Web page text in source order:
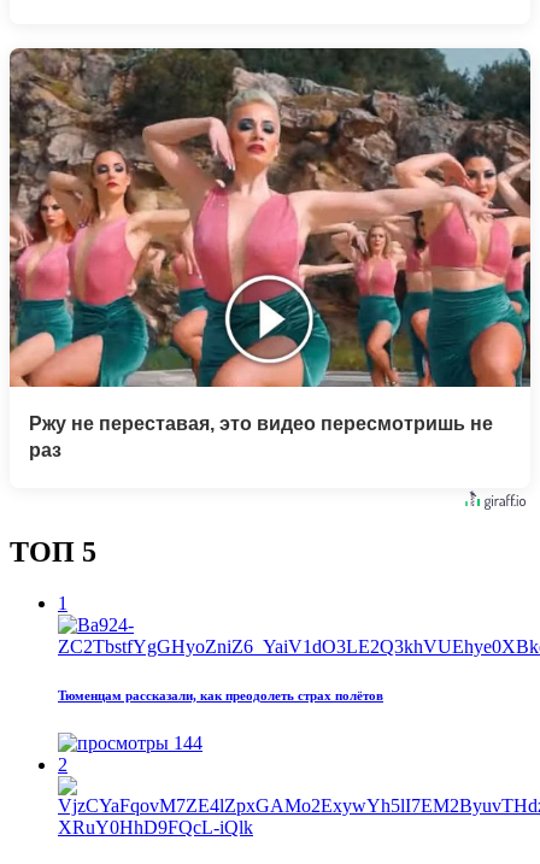
Ржу не переставая, это видео пересмотришь не
раз
ТОП 5
1
Тюменцам рассказали, как преодолеть страх полётов
144
2